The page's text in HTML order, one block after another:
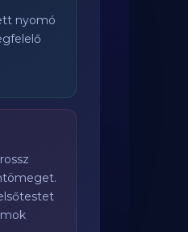
nyomó